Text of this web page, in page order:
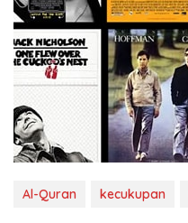
Al-Quran kecukupan